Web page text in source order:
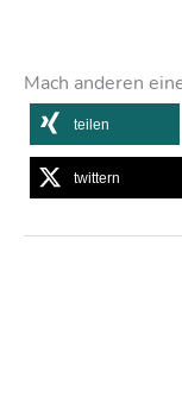
Mach anderen
teilen
twittern